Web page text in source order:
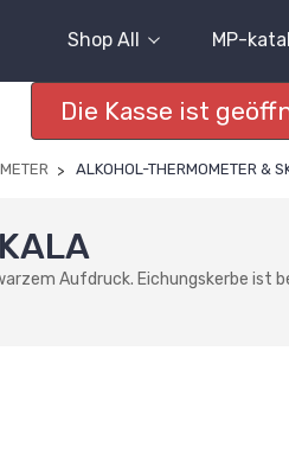
Shop All MP-
Die Kasse ist
ALKOHOL-THERMOMETER &
Aufdruck. Eichungskerbe